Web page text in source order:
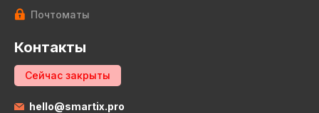
Почтоматы
Контакты
Сейчас закрыты
hello@smartix.pro